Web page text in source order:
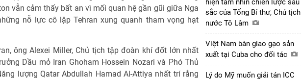
vẫn cảm thấy bất an vì mối quan hệ gần gũi giữa Nga
nỗ lực cô lập Tehran xung quanh tham vọng hạt
ông Alexei Miller, Chủ tịch tập đoàn khí đốt lớn nhất
Dầu mỏ Iran Ghoham Hossein Nozari và Phó Thủ
lượng Qatar Abdullah Hamad Al-Attiya nhất trí rằng
hiện tầm nhìn chiến lược sâu
sắc của Tổng Bí thư, Chủ tịch
nước Tô Lâm
Việt Nam bàn giao gạo sản
xuất tại Cuba cho đối tác
Lý do Mỹ muốn giải tán ICC